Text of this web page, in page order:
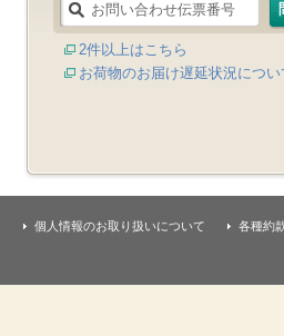
2件以上はこちら
お荷物のお届け遅延状況につい
個人情報のお取り扱いについて 各種約